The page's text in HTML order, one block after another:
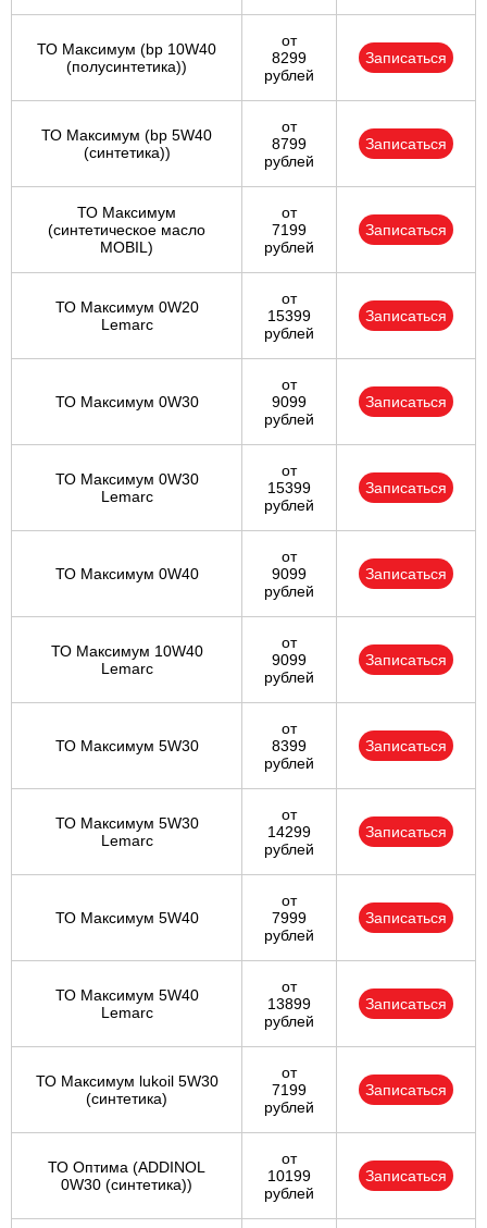
ТО Максимум (bp 10W40
(полусинтетика))
от
8299
рублей
Записаться
ТО Максимум (bp 5W40
(синтетика))
от
8799
рублей
Записаться
ТО Максимум
(cинтетическое масло
MOBIL)
от
7199
рублей
Записаться
ТО Максимум 0W20
Lemarc
от
15399
рублей
Записаться
ТО Максимум 0W30
от
9099
рублей
Записаться
ТО Максимум 0W30
Lemarc
от
15399
рублей
Записаться
ТО Максимум 0W40
от
9099
рублей
Записаться
ТО Максимум 10W40
Lemarc
от
9099
рублей
Записаться
ТО Максимум 5W30
от
8399
рублей
Записаться
ТО Максимум 5W30
Lemarc
от
14299
рублей
Записаться
ТО Максимум 5W40
от
7999
рублей
Записаться
ТО Максимум 5W40
Lemarc
от
13899
рублей
Записаться
ТО Максимум lukoil 5W30
(синтетика)
от
7199
рублей
Записаться
ТО Оптима (ADDINOL
0W30 (синтетика))
от
10199
рублей
Записаться